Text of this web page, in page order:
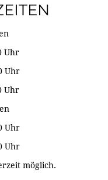
Uhr
Uhr
Uhr
Uhr
Uhr
möglich.